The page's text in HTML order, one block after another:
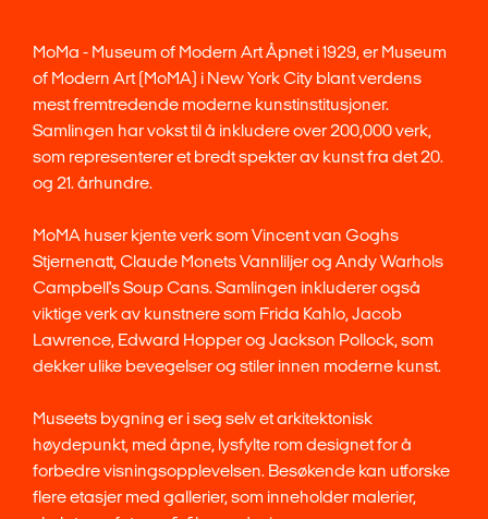
MoMa - Museum of Modern Art Åpnet i 1929, er Museum
of Modern Art (MoMA) i New York City blant verdens
mest fremtredende moderne kunstinstitusjoner.
Samlingen har vokst til å inkludere over 200,000 verk,
som representerer et bredt spekter av kunst fra det 20.
og 21. århundre.
MoMA huser kjente verk som Vincent van Goghs
Stjernenatt, Claude Monets Vannliljer og Andy Warhols
Campbell's Soup Cans. Samlingen inkluderer også
viktige verk av kunstnere som Frida Kahlo, Jacob
Lawrence, Edward Hopper og Jackson Pollock, som
dekker ulike bevegelser og stiler innen moderne kunst.
Museets bygning er i seg selv et arkitektonisk
høydepunkt, med åpne, lysfylte rom designet for å
forbedre visningsopplevelsen. Besøkende kan utforske
flere etasjer med gallerier, som inneholder malerier,